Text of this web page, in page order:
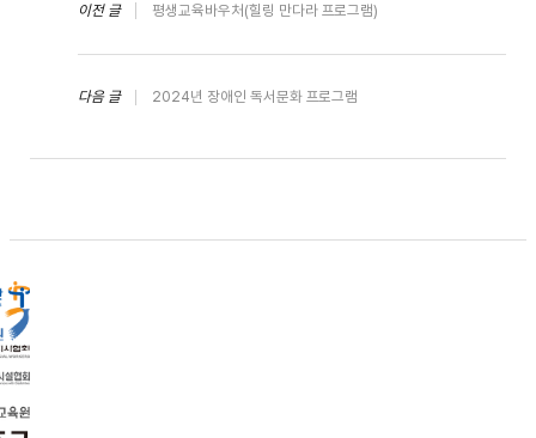
이전 글 평생교육바우처(힐링 만다라 프로그램)
다음 글 2024년 장애인 독서문화 프로그램